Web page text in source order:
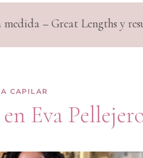
y resultados impecables –
CAPILAR
Eva